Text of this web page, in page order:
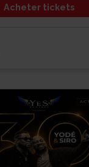
Acheter tickets